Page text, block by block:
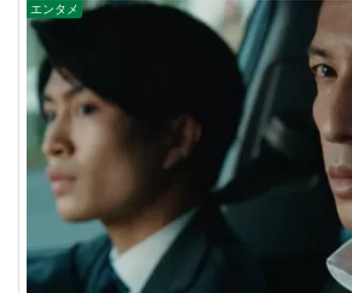
エンタメ